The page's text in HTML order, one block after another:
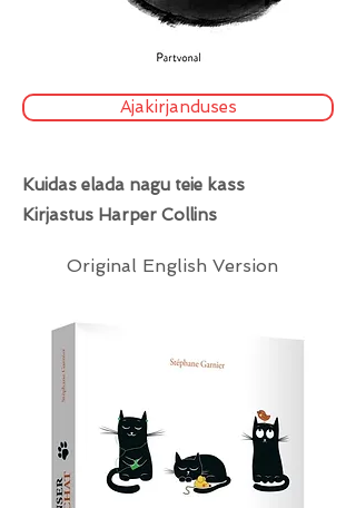
Ajakirjanduses
Kuidas elada nagu teie kass
Kirjastus Harper Collins
Original English Version